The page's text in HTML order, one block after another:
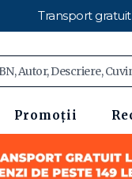
Transport
Promoții